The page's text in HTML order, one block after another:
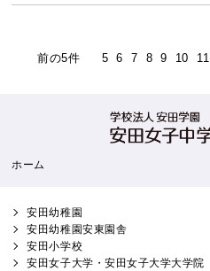
前の5件 5 6 7 8 9 10 11
ホーム
安田幼稚園
安田幼稚園安東園舎
安田小学校
安田女子大学・安田女子大学大学院